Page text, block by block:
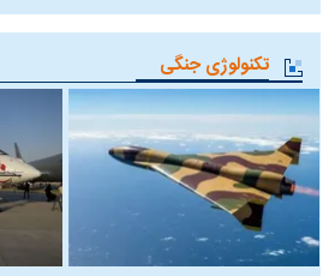
تکنولوژی جنگی